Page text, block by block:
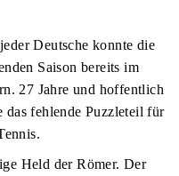
Deutsche konnte die
Saison bereits im
27 Jahre und hoffentlich
das fehlende Puzzleteil für
Held der Römer. Der